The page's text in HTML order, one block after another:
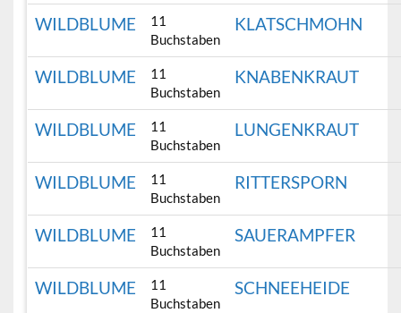
WILDBLUME
11
Buchstaben
KLATSCHMOHN
WILDBLUME
11
Buchstaben
KNABENKRAUT
WILDBLUME
11
Buchstaben
LUNGENKRAUT
WILDBLUME
11
Buchstaben
RITTERSPORN
WILDBLUME
11
Buchstaben
SAUERAMPFER
WILDBLUME
11
Buchstaben
SCHNEEHEIDE